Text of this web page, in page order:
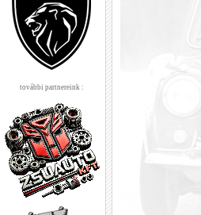
további partnereink :